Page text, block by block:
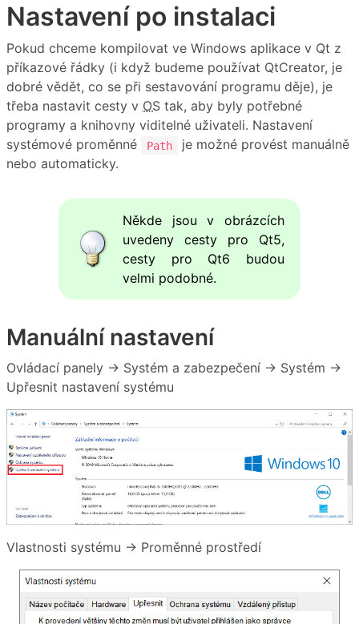
Nastavení po instalaci
Pokud chceme kompilovat ve Windows aplikace v Qt z
příkazové řádky (i když budeme používat QtCreator, je
dobré vědět, co se při sestavování programu děje), je
třeba nastavit cesty v OS tak, aby byly potřebné
programy a knihovny viditelné uživateli. Nastavení
systémové proměnné
Path
je možné provést manuálně
nebo automaticky.
Někde jsou v obrázcích
uvedeny cesty pro Qt5,
cesty pro Qt6 budou
velmi podobné.
Manuální nastavení
Ovládací panely → Systém a zabezpečení → Systém →
Upřesnit nastavení systému
Vlastnosti systému → Proměnné prostředí